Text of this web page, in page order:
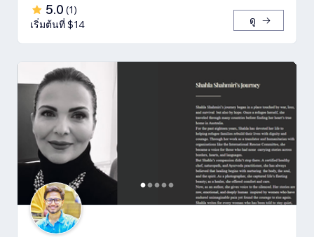
5.0 (1)
เริ่มต้นที่ $14
ดู